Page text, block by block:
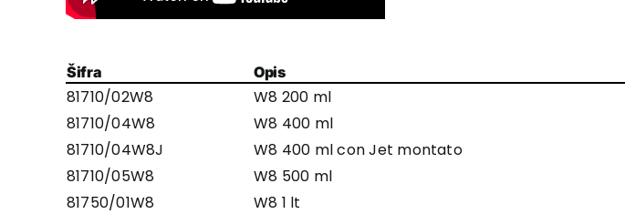
Šifra Opis
81710/02W8 W8 200 ml
81710/04W8
W8 400 ml
81710/04W8J
W8 400 ml con Jet montato
81710/05W8
W8 500 ml
81750/01W8
W8 1 lt